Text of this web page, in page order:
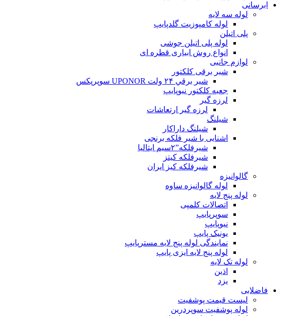
ابرسانی
لوله سه لایه
لوله کامپوزیت گلدپایپ
پلی اتیلن
لوله پلی اتیلن جوشی
انواع روش ابیاری قطره ای
لوازم جانبی
شیر برقی کلکتور
شير برقي ۲۴ ولت UPONOR سوپرپکس
جعبه کلکتور نیوپایپ
لرزه گیر
لرزه گیر ارتعاشات
شیلنگ
شیلنگ داراکار
اشنایی با شیر فلکه برنجی
شیرفلکه”۲سیم ایتالیا
شیرفلکه کیتز
شیرفلکه کیز ایران
گالوانیزه
لوله گالوانیزه ساوه
لوله پنج لایه
اتصالات کلمپی
سوپرپایپ
نیوپایپ
یونیک پایپ
نمایندگی لوله پنج لایه مسترپایپ
لوله پنج لایه ایزی پایپ
لوله تک لایه
اذین
یزد
فاضلابی
لیست قیمت پوشفیت
لوله پوشفیت سوپردرین